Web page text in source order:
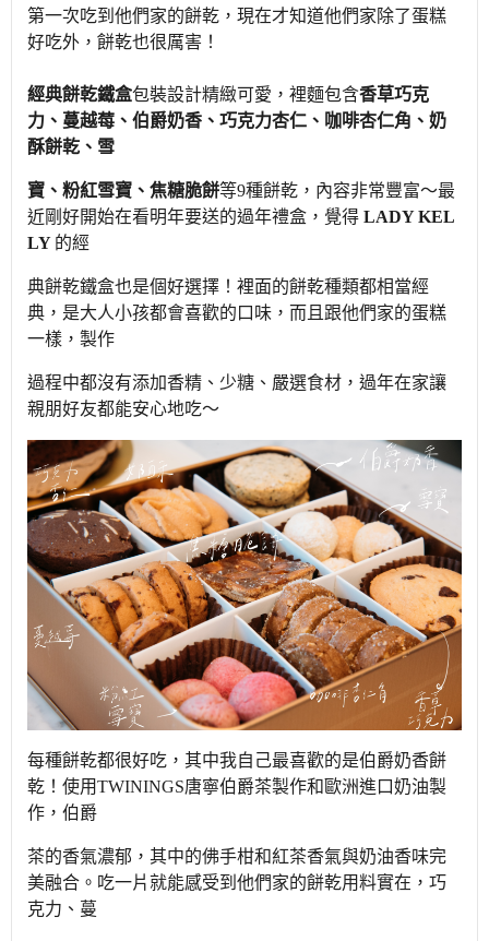
第一次吃到他們家的餅乾，現在才知道他們家除了蛋糕
好吃外，餅乾也很厲害！
經典餅乾鐵盒包裝設計精緻可愛，裡麵包含香草巧克
力、蔓越莓、伯爵奶香、巧克力杏仁、咖啡杏仁角、奶
酥餅乾、雪
寶 、粉紅雪寶、焦糖脆餅等9種餅乾，內容非常豐富～最
近剛好開始在看明年要送的過年禮盒，覺得 LADY KEL
LY 的經
典餅乾鐵盒也是個好選擇！裡面的餅乾種類都相當經
典，是大人小孩都會喜歡的口味，而且跟他們家的蛋糕
一樣，製作
過程中都沒有添加香精、少糖、嚴選食材，過年在家讓
親朋好友都能安心地吃～
每種餅乾都很好吃，其中我自己最喜歡的是伯爵奶香餅
乾！使用TWININGS唐寧伯爵茶製作和歐洲進口奶油製
作，伯爵
茶的香氣濃郁，其中的佛手柑和紅茶香氣與奶油香味完
美融合。吃一片就能感受到他們家的餅乾用料實在，巧
克力、蔓